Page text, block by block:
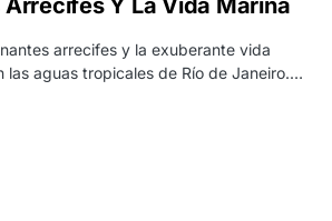
Arrecifes Y La Vida Marina
arrecifes y la exuberante vida
las aguas tropicales de Río de Janeiro.…